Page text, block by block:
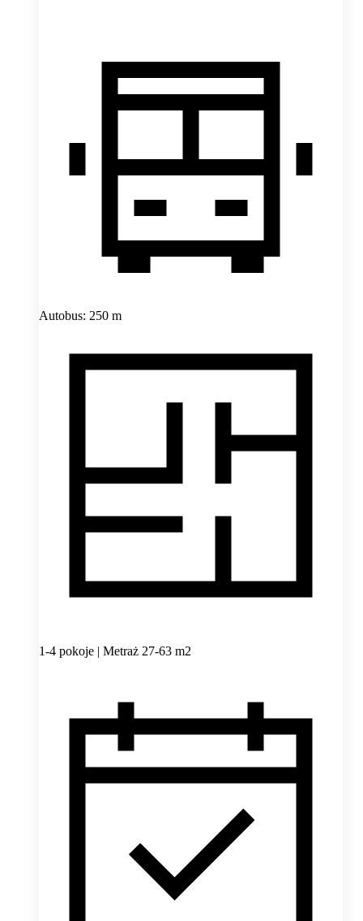
Autobus: 250 m
1-4 pokoje | Metraż 27-63 m2